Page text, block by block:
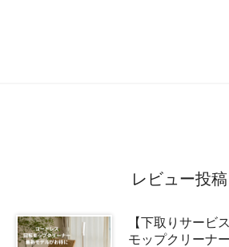
レビュー投稿
【下取りサービ
モップクリーナ